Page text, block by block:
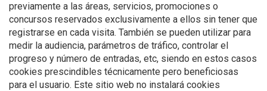
previamente a las áreas, servicios, promociones o
concursos reservados exclusivamente a ellos sin tener que
registrarse en cada visita. También se pueden utilizar para
medir la audiencia, parámetros de tráfico, controlar el
progreso y número de entradas, etc, siendo en estos casos
cookies prescindibles técnicamente pero beneficiosas
para el usuario. Este sitio web no instalará cookies